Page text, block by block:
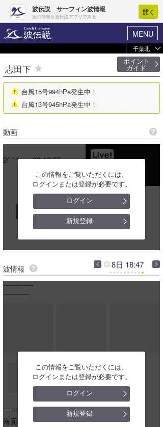
波伝説 サーフィン波情報
波の情報を波伝説アプリでみる
開く
MENU
ヘルプ マイホーム
ログイン
新規会員登録
WAVE HUNTER波予想ツール
気象情報
ニュース
サーフィンエリアガイド
会員メニュー
今月のプレゼント
志田下
ポイント
ガイド
台風15号994hPa発生中！
台風13号945hPa発生中！
動画
2026-08-08 16:55
過去の動画
2026-08-08 07:55 ▼20－
2026-08-08 06:28 ▼20－
志田下
契約
この情報をご覧いただくには、
ログインまたは登録が必要です。
ログイン
新規登録
波情報 8日 18:47
この情報をご覧いただくには、
ログインまたは登録が必要です。
ログイン
新規登録
------------
-------------
------------------------------------------
海面状況：---------
千葉北
マイ波情報
波情報
作田
白子（剃金）
白子（古所）
一宮
東浪見
御宿岩和田
御宿中央〜浜